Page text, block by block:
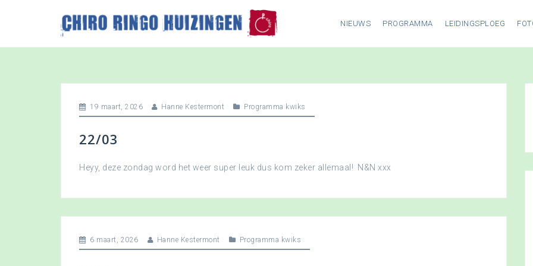
p
NIEUWS PROGRAMMA LEIDINGSPLOEG
19 maart, 2026 Hanne Kestermont Programma kwiks
22/03
Heyy, deze zondag word het weer super leuk dus kom zeker allemaal! N&N xxx
6 maart, 2026 Hanne Kestermont Programma kwiks